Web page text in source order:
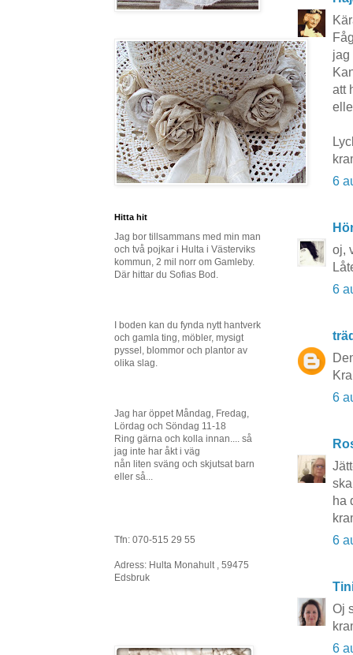
jag
att
6
oj,
6
6
ha
6
Oj
6
Hitta hit
Jag bor tillsammans med min man
och två pojkar i Hulta i Västerviks
kommun, 2 mil norr om Gamleby.
Där hittar du Sofias Bod.
I boden kan du fynda nytt hantverk
och gamla ting, möbler, mysigt
pyssel, blommor och plantor av
olika slag.
Jag har öppet Måndag, Fredag,
Lördag och Söndag 11-18
Ring gärna och kolla innan.... så
jag inte har åkt i väg
nån liten sväng och skjutsat barn
eller så...
Tfn: 070-515 29 55
Adress: Hulta Monahult , 59475
Edsbruk